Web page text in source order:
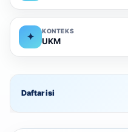
✦
KONTEKS
UKM
Daftar isi